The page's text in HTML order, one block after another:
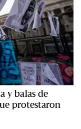
y balas de
protestaron